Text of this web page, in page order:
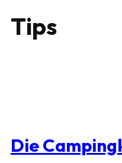
Tips
Die